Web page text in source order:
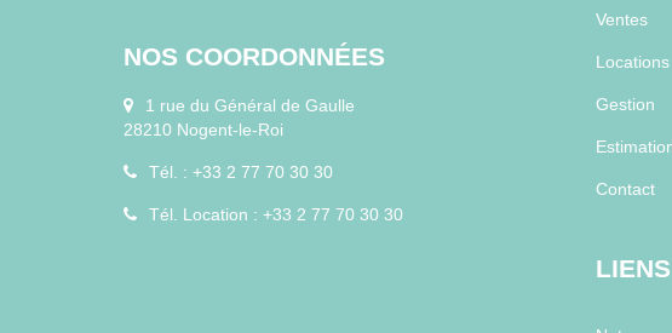
NOS COORDONNÉES
1 rue du Général de Gaulle
28210 Nogent-le-Roi
Tél. : +33 2 77 70 30 30
Tél. Location : +33 2 77 70 30 30
Ventes
Locations
Gestion
Contact